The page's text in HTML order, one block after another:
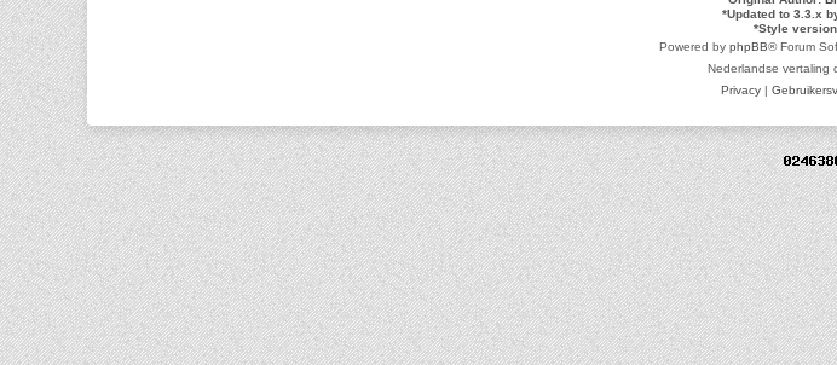
*Updated to 3.3.x
*Style
Powered by phpBB® Forum
Nederlandse vertaling
Privacy |